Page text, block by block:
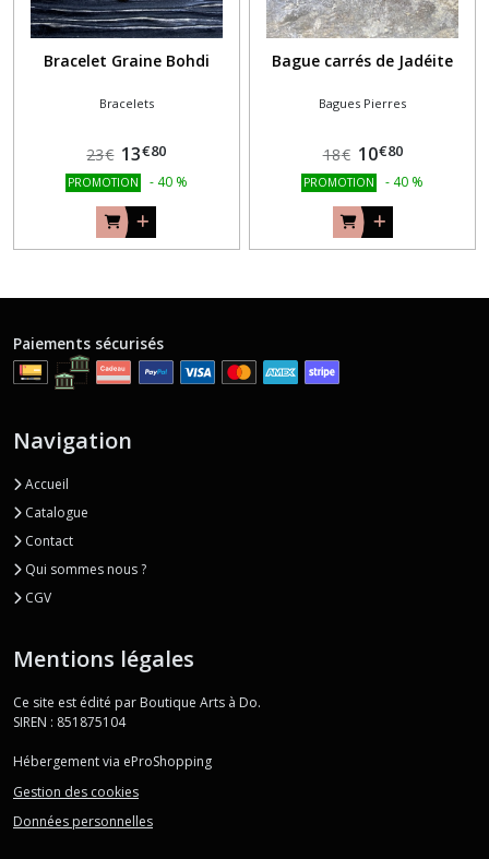
Bracelet Graine Bohdi
Bracelets
23€ 13€80
PROMOTION - 40 %
Bague carrés de Jadéite
Bagues Pierres
18€ 10€80
PROMOTION - 40 %
Paiements sécurisés
Navigation
Accueil
Catalogue
Contact
Qui sommes nous ?
CGV
Mentions légales
Ce site est édité par Boutique Arts à Do.
SIREN : 851875104
Hébergement via eProShopping
Gestion des cookies
Données personnelles